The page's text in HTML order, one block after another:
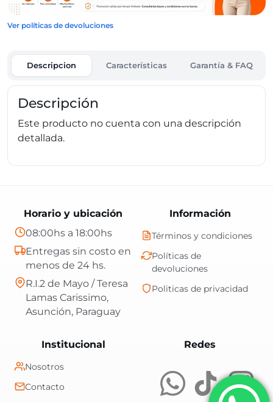
Ver políticas de devoluciones
Descripcion Características Garantía & FAQ
Descripción
Este producto no cuenta con una descripción
detallada.
RedesCentral Shop es
Información
Términos y condiciones
Políticas de
devoluciones
Politicas de privacidad
Institucional
Nosotros
Contacto
Horario y ubicación
08:00hs a 18:00hs
Entregas sin costo en
menos de 24 hs.
R.I.2 de Mayo / Teresa
Lamas Carissimo,
Asunción, Paraguay